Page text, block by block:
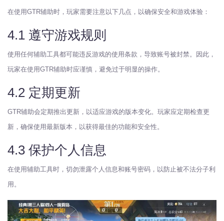
在使用GTR辅助时，玩家需要注意以下几点，以确保安全和游戏体验：
4.1 遵守游戏规则
使用任何辅助工具都可能违反游戏的使用条款，导致账号被封禁。因此，
玩家在使用GTR辅助时应谨慎，避免过于明显的操作。
4.2 定期更新
GTR辅助会定期推出更新，以适应游戏的版本变化。玩家应定期检查更
新，确保使用最新版本，以获得最佳的功能和安全性。
4.3 保护个人信息
在使用辅助工具时，切勿泄露个人信息和账号密码，以防止被不法分子利
用。